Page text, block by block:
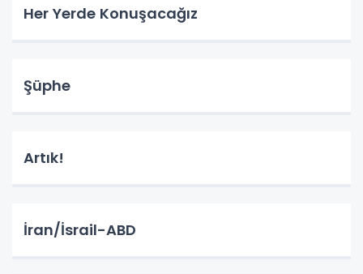
Her Yerde Konuşacağız
Şüphe
Artık!
İran/İsrail-ABD